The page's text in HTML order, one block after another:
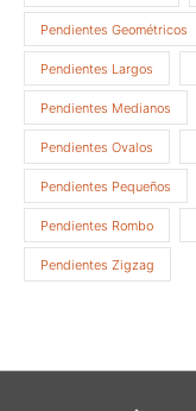
Pendientes Geométricos
Pendientes Largos
Pendientes Medianos
Pendientes Ovalos
Pendientes Pequeños
Pendientes Rombo
Pendientes Zigzag